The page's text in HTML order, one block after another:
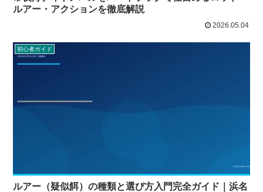
ルアー・アクションを徹底解説
2026.05.04
初心者ガイド
ルアー（疑似餌）の種類と選び方入門完全ガイド｜浜名